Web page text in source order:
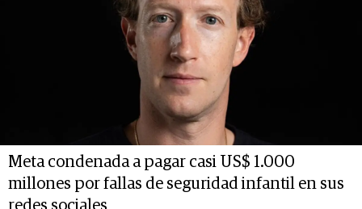
Meta condenada a pagar casi US$ 1.000
millones por fallas de seguridad infantil en sus
redes sociales